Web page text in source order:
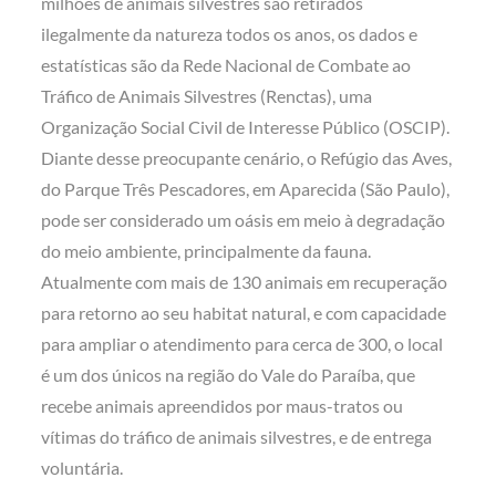
ilegalmente da natureza todos os anos, os dados e
estatísticas são da Rede Nacional de Combate ao
Tráfico de Animais Silvestres (Renctas), uma
Organização Social Civil de Interesse Público (OSCIP).
Diante desse preocupante cenário, o Refúgio das Aves,
do Parque Três Pescadores, em Aparecida (São Paulo),
pode ser considerado um oásis em meio à degradação
do meio ambiente, principalmente da fauna.
Atualmente com mais de 130 animais em recuperação
para retorno ao seu habitat natural, e com capacidade
para ampliar o atendimento para cerca de 300, o local
é um dos únicos na região do Vale do Paraíba, que
recebe animais apreendidos por maus-tratos ou
vítimas do tráfico de animais silvestres, e de entrega
voluntária.